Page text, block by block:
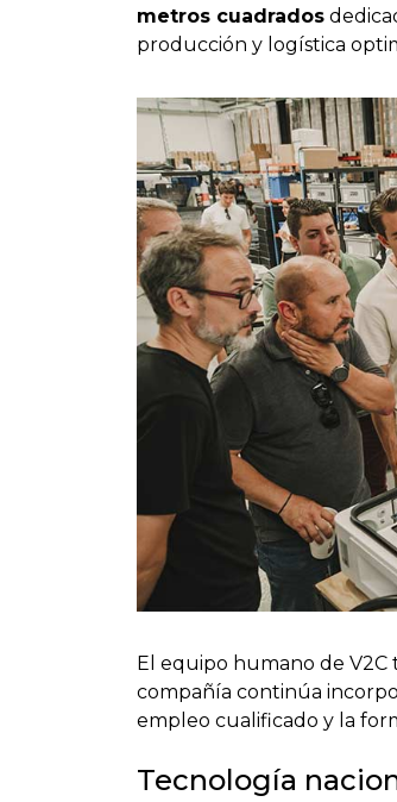
metros cuadrados
producción y logística
El equipo humano de V2C
compañía continúa
empleo cualificado y la
Tecnología